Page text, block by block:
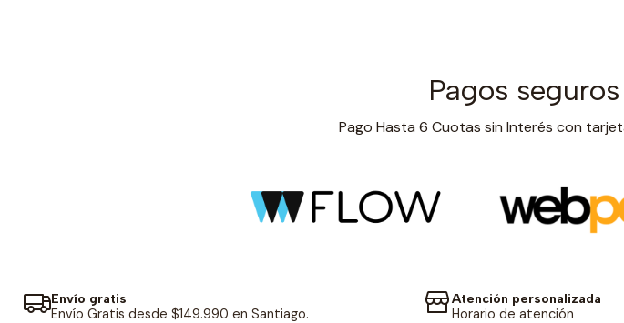
Pagos
Pago Hasta 6 Cuotas sin Interés con
Envío gratis
Envío Gratis desde $149.990 en Santiago.
Atención personalizada
Horario de atención